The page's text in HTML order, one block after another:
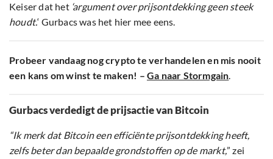
Keiser dat het ‘argument over prijsontdekking geen steek
houdt.‘ Gurbacs was het hier mee eens.
Probeer vandaag nog crypto te verhandelen en mis nooit
een kans om winst te maken! – Ga naar Stormgain.
Gurbacs verdedigt de prijsactie van Bitcoin
“Ik merk dat Bitcoin een efficiënte prijsontdekking heeft,
zelfs beter dan bepaalde grondstoffen op de markt,” zei